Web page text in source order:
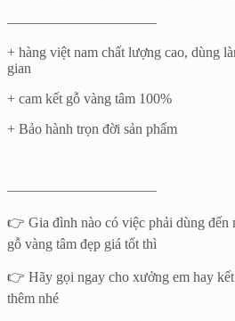
——————————–
+ hàng việt nam chất lượng cao, dùng
gian
+ cam kết gỗ vàng tâm 100%
+ Bảo hành trọn đời sản phẩm
——————————–
👉 Gia đình nào có việc phải dùng đến
gỗ vàng tâm đẹp giá tốt thì
👉 Hãy gọi ngay cho xưởng em hay kết
thêm nhé